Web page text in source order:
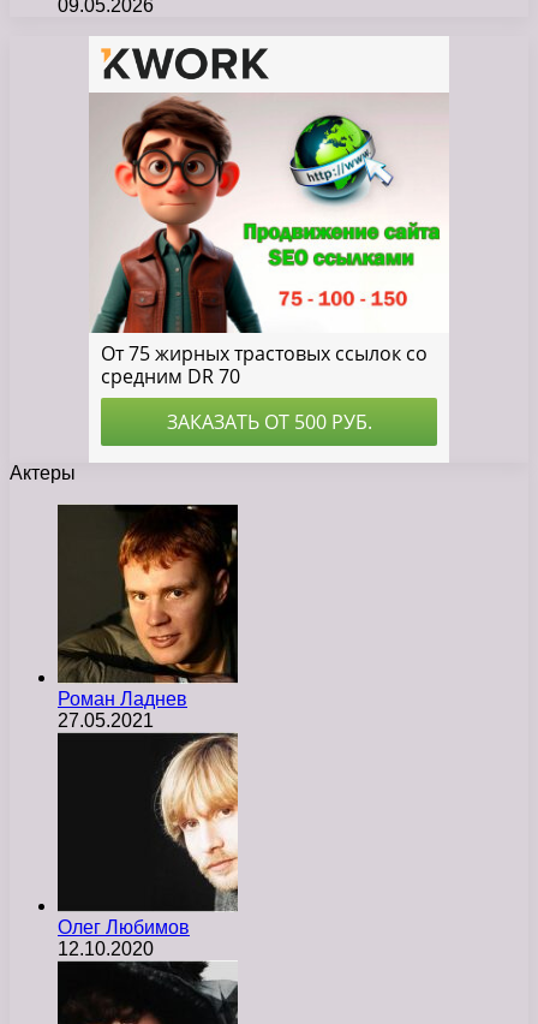
09.05.2026
Актеры
Роман Ладнев
27.05.2021
Олег Любимов
12.10.2020